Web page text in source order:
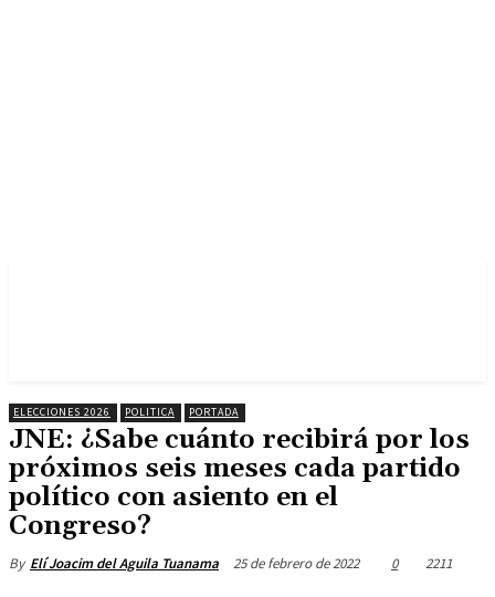
ELECCIONES 2026 POLITICA PORTADA
JNE: ¿Sabe cuánto recibirá por los
próximos seis meses cada partido
político con asiento en el
Congreso?
By Elí Joacim del Aguila Tuanama 25 de febrero de 2022 0 2211